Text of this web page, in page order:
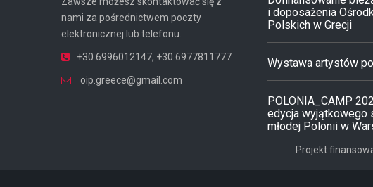
nami za pośrednictwem poczty
elektronicznej lub telefonu.
+30 6996012147, +30 6977811777
oip.greece@gmail.com
i doposażenia
Polskich w Grecji
Wystawa artystów
POLONIA_CAMP
edycja wyjątkowego
młodej Polonii w
Projekt